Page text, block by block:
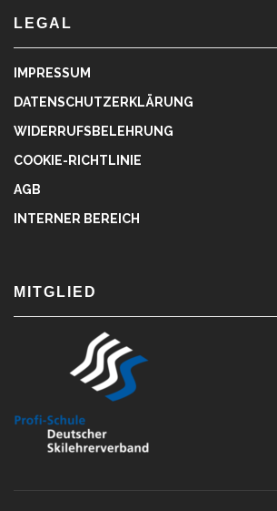
LEGAL
IMPRESSUM
DATENSCHUTZERKLÄRUNG
WIDERRUFSBELEHRUNG
COOKIE-RICHTLINIE
AGB
INTERNER BEREICH
MITGLIED